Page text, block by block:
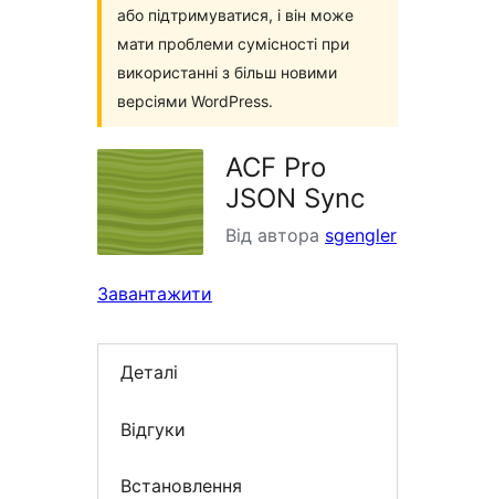
або підтримуватися, і він може
мати проблеми сумісності при
використанні з більш новими
версіями WordPress.
ACF Pro
JSON Sync
Від автора sgengler
Завантажити
Деталі
Відгуки
Встановлення